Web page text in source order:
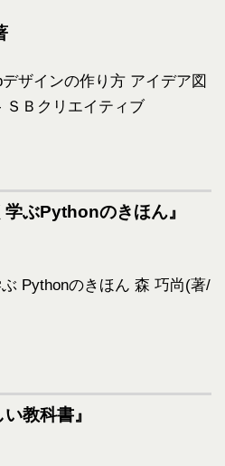
学ぶPythonのきほん』
教科書』